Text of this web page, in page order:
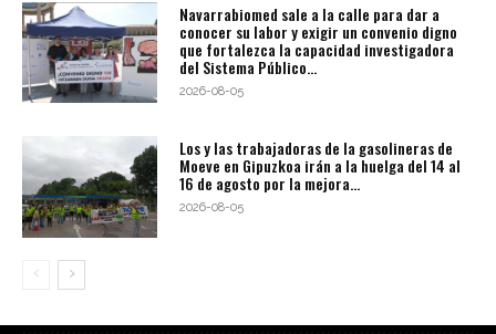
Navarrabiomed sale a la calle para dar a
conocer su labor y exigir un convenio digno
que fortalezca la capacidad investigadora
del Sistema Público...
2026-08-05
Los y las trabajadoras de la gasolineras de
Moeve en Gipuzkoa irán a la huelga del 14 al
16 de agosto por la mejora...
2026-08-05